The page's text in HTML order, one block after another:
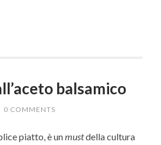
balsamico
0 COMMENTS
piatto, è unmustdella cultura